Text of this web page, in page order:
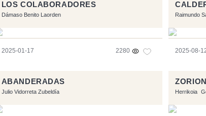
LOS COLABORADORES
Dámaso Benito Laorden
2025-01-17 2280
Raimundo
2025-08-
ABANDERADAS
Julio Vidorreta Zubeldía Herrikoia